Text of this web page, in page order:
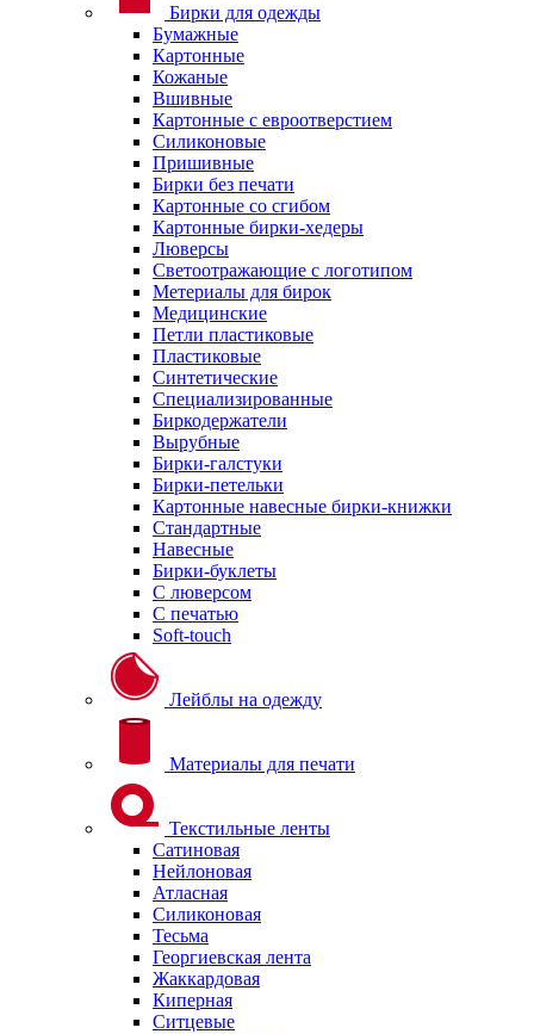
Бирки для одежды
Бумажные
Картонные
Кожаные
Вшивные
Картонные с евроотверстием
Силиконовые
Пришивные
Бирки без печати
Картонные со сгибом
Картонные бирки-хедеры
Люверсы
Светоотражающие с логотипом
Метериалы для бирок
Медицинские
Петли пластиковые
Пластиковые
Синтетические
Специализированные
Биркодержатели
Вырубные
Бирки-галстуки
Бирки-петельки
Картонные навесные бирки-книжки
Стандартные
Навесные
Бирки-буклеты
С люверсом
С печатью
Soft-touch
Лейблы на одежду
Материалы для печати
Текстильные ленты
Сатиновая
Нейлоновая
Атласная
Силиконовая
Тесьма
Георгиевская лента
Жаккардовая
Киперная
Ситцевые